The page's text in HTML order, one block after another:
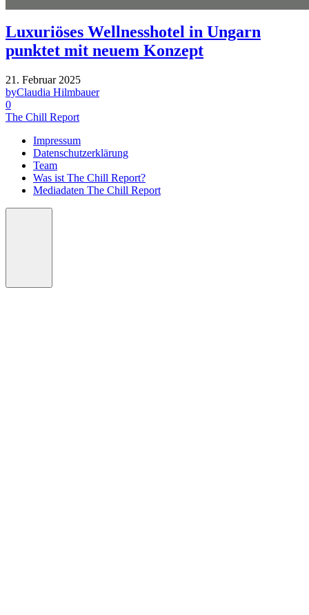
Luxuriöses Wellnesshotel in Ungarn
punktet mit neuem Konzept
21. Februar 2025
byClaudia Hilmbauer
0
The Chill Report
Impressum
Datenschutzerklärung
Team
Was ist The Chill Report?
Mediadaten The Chill Report